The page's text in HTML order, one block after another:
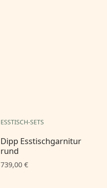
ESSTISCH-SETS
Dipp Esstischgarnitur
rund
739,00 €